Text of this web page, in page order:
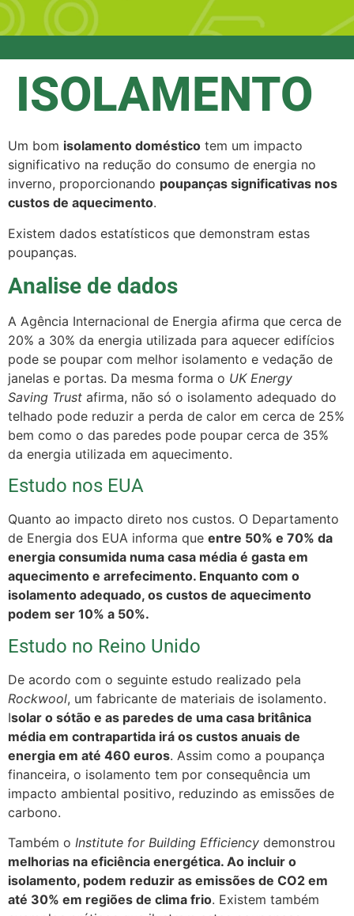
ISOLAMENTO
Um bom isolamento doméstico tem um impacto
significativo na redução do consumo de energia no
inverno, proporcionando poupanças significativas nos
custos de aquecimento.
Existem dados estatísticos que demonstram estas
poupanças.
Analise de dados
A Agência Internacional de Energia afirma que cerca de
20% a 30% da energia utilizada para aquecer edifícios
pode se poupar com melhor isolamento e vedação de
janelas e portas. Da mesma forma o UK Energy
Saving Trust afirma, não só o isolamento adequado do
telhado pode reduzir a perda de calor em cerca de 25%
bem como o das paredes pode poupar cerca de 35%
da energia utilizada em aquecimento.
Estudo nos EUA
Quanto ao impacto direto nos custos. O Departamento
de Energia dos EUA informa que entre 50% e 70% da
energia consumida numa casa média é gasta em
aquecimento e arrefecimento. Enquanto com o
isolamento adequado, os custos de aquecimento
podem ser 10% a 50%.
Estudo no Reino Unido
De acordo com o seguinte estudo realizado pela
Rockwool, um fabricante de materiais de isolamento.
Isolar o sótão e as paredes de uma casa britânica
média em contrapartida irá os custos anuais de
energia em até 460 euros. Assim como a poupança
financeira, o isolamento tem por consequência um
impacto ambiental positivo, reduzindo as emissões de
carbono.
Também o Institute for Building Efficiency demonstrou
melhorias na eficiência energética. Ao incluir o
isolamento, podem reduzir as emissões de CO2 em
até 30% em regiões de clima frio. Existem também